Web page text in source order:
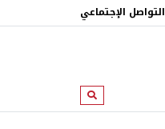
التواصل الإجتماعي
ابحث